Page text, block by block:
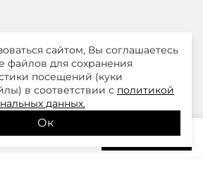
В корзину
2026
одежда для стильных и уверенных
сайтом, Вы соглашаетесь
файлов для сохранения
посещений (куки
в соответствии с политикой
данных.
Ок